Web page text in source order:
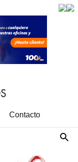
Contacto